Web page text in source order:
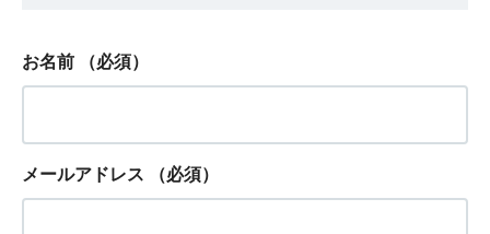
お名前 （必須）
メールアドレス （必須）